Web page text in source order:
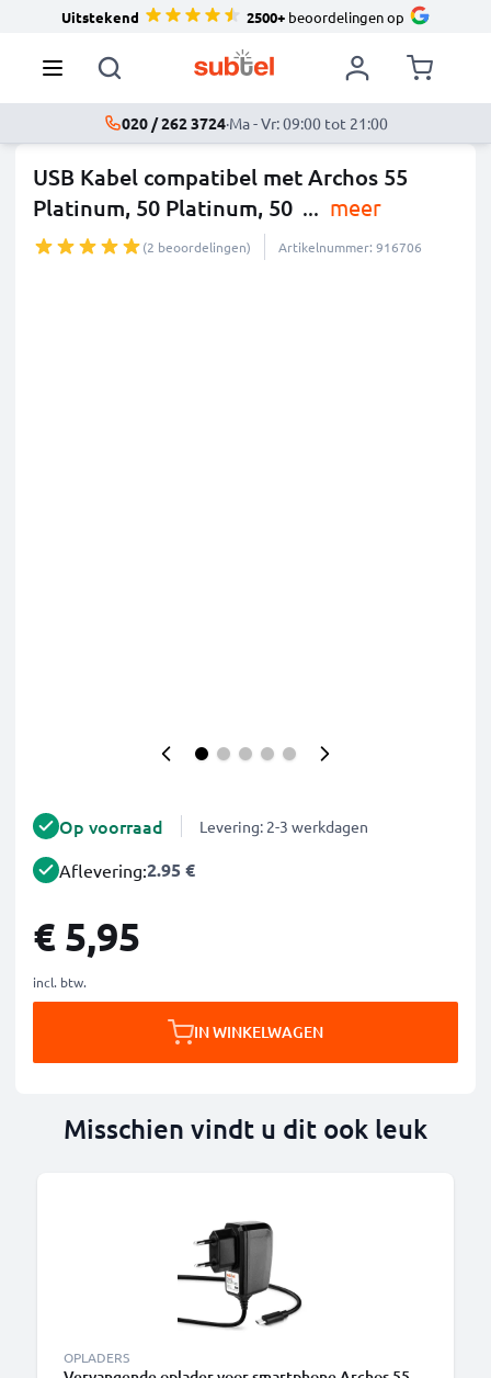
Uitstekend 2500+beoordelingen op
020 / 262 3724·Ma - Vr: 09:00 tot 21:00
USB Kabel compatibel met Archos 55
Platinum, 50 Platinum, 50 ... meer
(2 beoordelingen) Artikelnummer: 916706
Op voorraad Levering: 2-3 werkdagen
Aflevering:2.95 €
€ 5,95
incl. btw.
IN WINKELWAGEN
Misschien vindt u dit ook leuk
OPLADERS